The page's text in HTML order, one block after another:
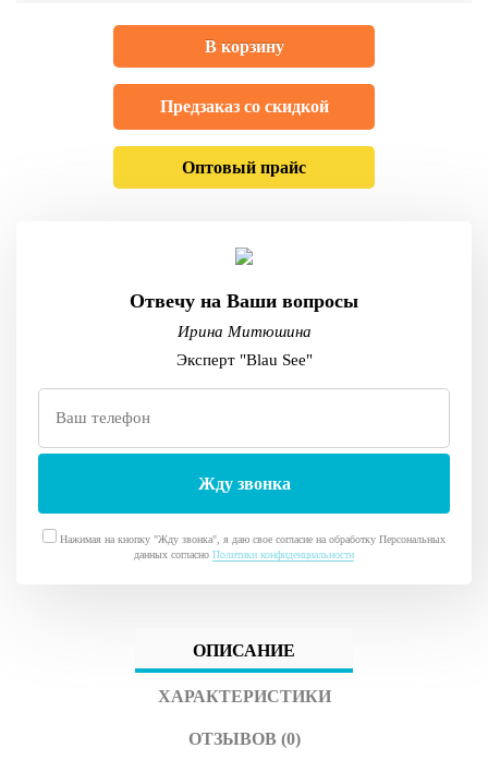
В корзину
Предзаказ со скидкой
Оптовый прайс
Отвечу на Ваши вопросы
Ирина Митюшина
Эксперт "Blau See"
Нажимая на кнопку "Жду звонка", я даю свое согласие на обработку Персональных
данных согласно Политики конфиденциальности
ОПИСАНИЕ
ХАРАКТЕРИСТИКИ
ОТЗЫВОВ (0)